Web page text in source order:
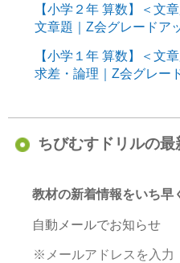
【小学２年 算数】＜文
文章題｜Z会グレードア
【小学１年 算数】＜文
求差・論理｜Z会グレー
ちびむすドリルの
教材の新着情報をいち早
自動メールでお知らせ